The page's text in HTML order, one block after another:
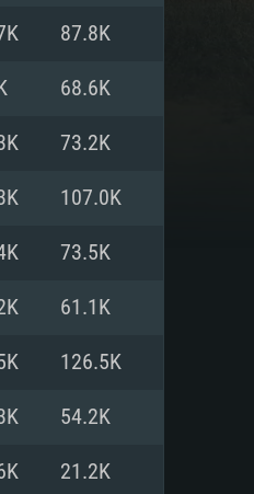
87.8K
68.6K
73.2K
107.0K
73.5K
61.1K
126.5K
54.2K
21.2K